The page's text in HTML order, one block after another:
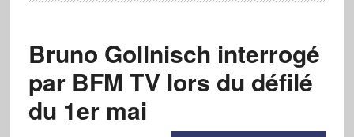
Bruno Gollnisch interrogé
par BFM TV lors du défilé
du 1er mai